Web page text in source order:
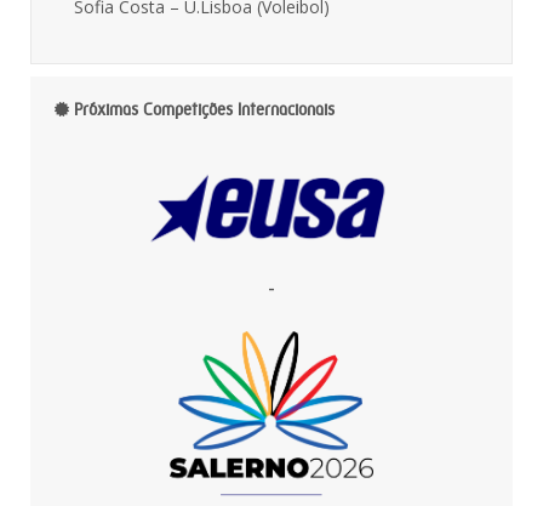
Sofia Costa – U.Lisboa (Voleibol)
Próximas Competições Internacionais
-